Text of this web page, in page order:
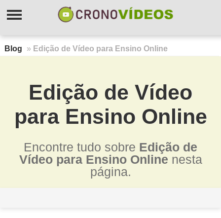
Blog » Edição de Vídeo para Ensino Online
Edição de Vídeo
para Ensino Online
Encontre tudo sobre Edição de
Vídeo para Ensino Online nesta
página.